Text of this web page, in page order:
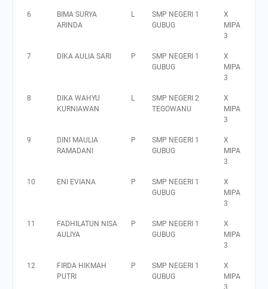
6
BIMA SURYA
ARINDA
L
SMP NEGERI 1
GUBUG
X
MIPA
3
7 DIKA AULIA SARI P
SMP NEGERI 1
GUBUG
X
MIPA
3
8
DIKA WAHYU
KURNIAWAN
L
SMP NEGERI 2
TEGOWANU
X
MIPA
3
9
DINI MAULIA
RAMADANI
P
SMP NEGERI 1
GUBUG
X
MIPA
3
10 ENI EVIANA P
SMP NEGERI 1
GUBUG
X
MIPA
3
11
FADHILATUN NISA
AULIYA
P
SMP NEGERI 1
GUBUG
X
MIPA
3
12
FIRDA HIKMAH
PUTRI
P
SMP NEGERI 1
GUBUG
X
MIPA
3